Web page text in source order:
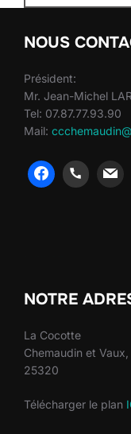
pour :
NOUS
Président:
Mr. Jean-Michel
Tel: 07.87.77.93.90
Mail:
NOTRE
La Cocotte
Chemaudin et Vaux,
25320
Télécharger le plan